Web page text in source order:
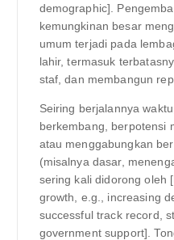
demographic].
kemungkinan besar
umum terjadi pada
lahir, termasuk
staf, dan membangun
Seiring berjalannya
berkembang, berpotensi
atau menggabungkan
(misalnya dasar,
sering kali didorong oleh
growth, e.g., increasing
successful track record,
government support].